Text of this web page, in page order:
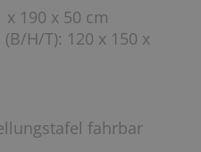
x 190 x 50 cm
H/T): 120 x 150 x
fahrbar